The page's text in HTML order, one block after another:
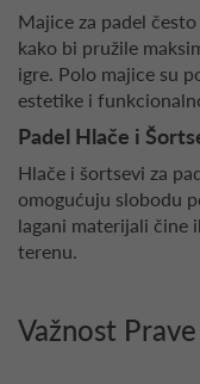
Majice za padel
kako bi pružile
igre. Polo majice su
estetike i
Padel Hlače i
Hlače i šortsevi za
omogućuju slobodu
lagani materijali čine
terenu.
Važnost